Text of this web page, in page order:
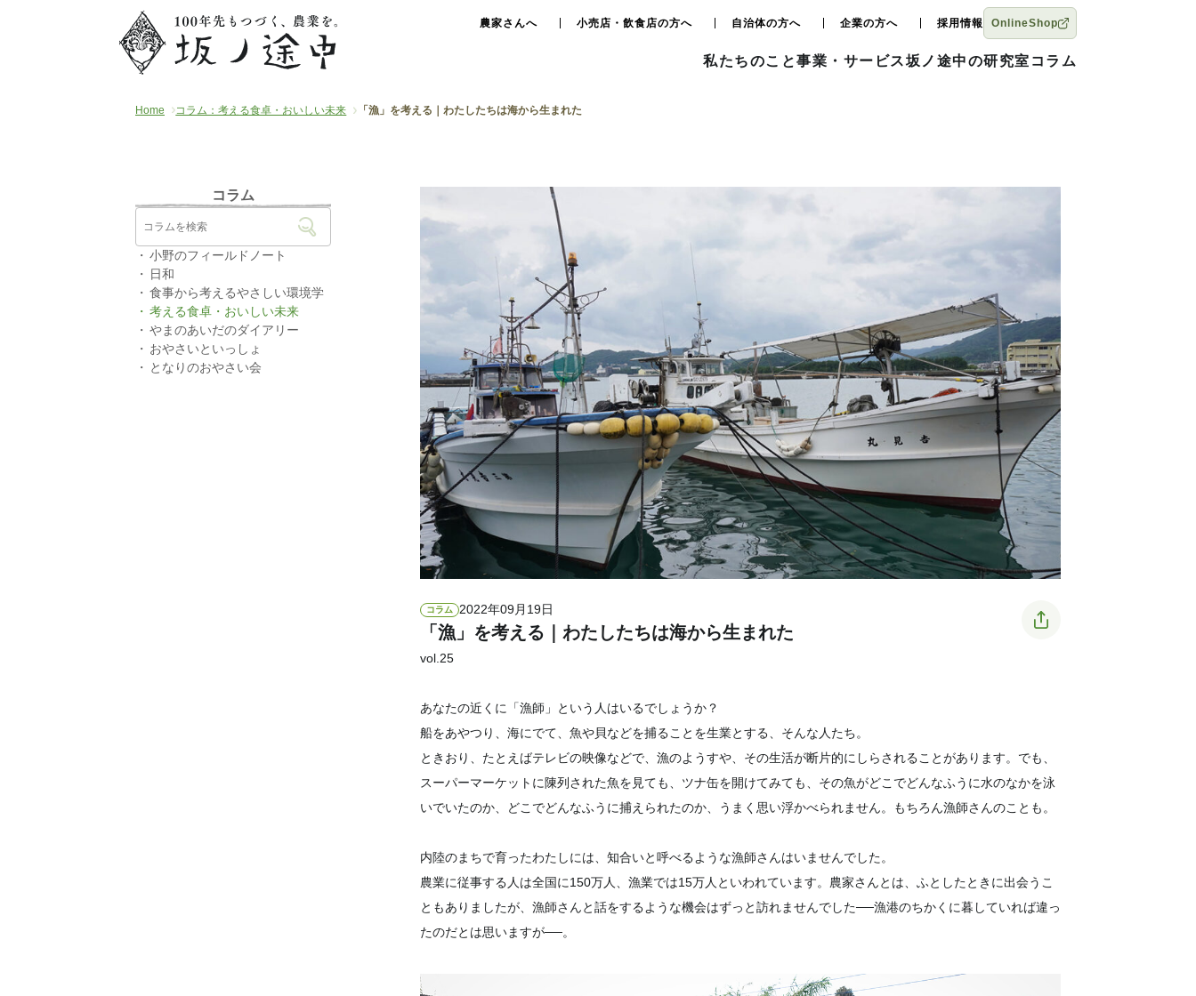
農家さんへ 小売店・飲食店の方へ 自治体の方へ 企業の方へ 採用情報 OnlineShop
私たちのこと事業・サービス坂ノ途中の研究室 コラム
Home コラム：考える食卓・おいしい未来 「漁」を考える｜わたしたちは海から生まれた
コラム 2022年09月19日
「漁」を考える｜わたしたちは海から生まれた
vol.25
あなたの近くに「漁師」という人はいるでしょうか？
船をあやつり、海にでて、魚や貝などを捕ることを生業とする、そんな人たち。
ときおり、たとえばテレビの映像などで、漁のようすや、その生活が断片的にしらされることがあります。でも、
スーパーマーケットに陳列された魚を見ても、ツナ缶を開けてみても、その魚がどこでどんなふうに水のなかを泳
いでいたのか、どこでどんなふうに捕えられたのか、うまく思い浮かべられません。もちろん漁師さんのことも。
内陸のまちで育ったわたしには、知合いと呼べるような漁師さんはいませんでした。
農業に従事する人は全国に150万人、漁業では15万人といわれています。農家さんとは、ふとしたときに出会うこ
ともありましたが、漁師さんと話をするような機会はずっと訪れませんでした──漁港のちかくに暮していれば違っ
たのだとは思いますが──。
コラム
小野のフィールドノート
日和
食事から考えるやさしい環境学
考える食卓・おいしい未来
やまのあいだのダイアリー
おやさいといっしょ
となりのおやさい会